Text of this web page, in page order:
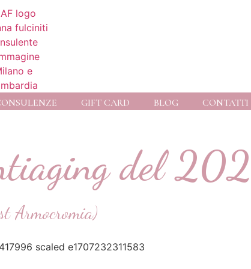
GIFT CARD BLOG CONTATTI
del
Armocromia)